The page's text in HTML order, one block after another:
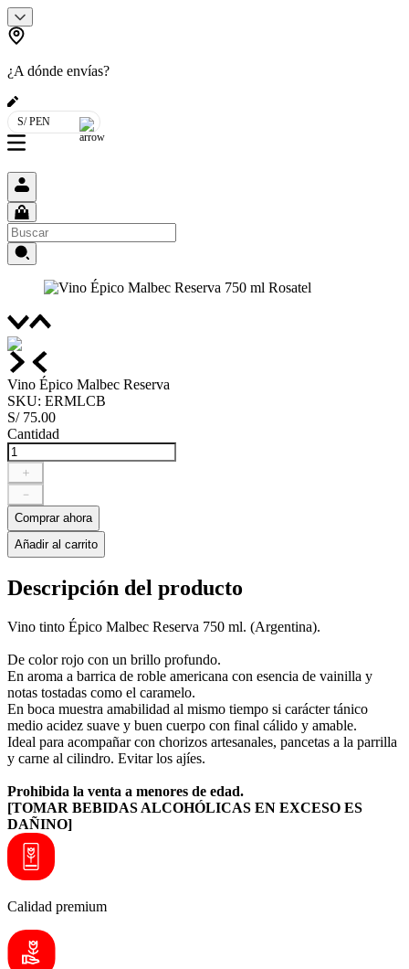
¿A dónde envías?
S/ PEN
Vino Épico Malbec Reserva
SKU: ERMLCB
S/ 75.00
Cantidad
＋
－
Comprar ahora
Añadir al carrito
Descripción del producto
Vino tinto Épico Malbec Reserva 750 ml. (Argentina).
De color rojo con un brillo profundo.
En aroma a barrica de roble americana con esencia de vainilla y
notas tostadas como el caramelo.
En boca muestra amabilidad al mismo tiempo si carácter tánico
medio acidez suave y buen cuerpo con final cálido y amable.
Ideal para acompañar con chorizos artesanales, pancetas a la parrilla
y carne al cilindro. Evitar los ajíes.
Prohibida la venta a menores de edad.
[TOMAR BEBIDAS ALCOHÓLICAS EN EXCESO ES
DAÑINO]
Calidad premium